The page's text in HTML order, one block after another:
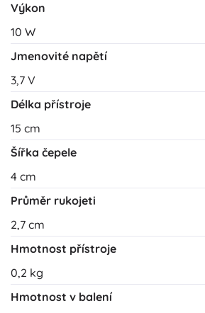
Výkon
10 W
Jmenovité napětí
3,7 V
Délka přístroje
15 cm
Šířka čepele
4 cm
Průměr rukojeti
2,7 cm
Hmotnost přístroje
0,2 kg
Hmotnost v balení